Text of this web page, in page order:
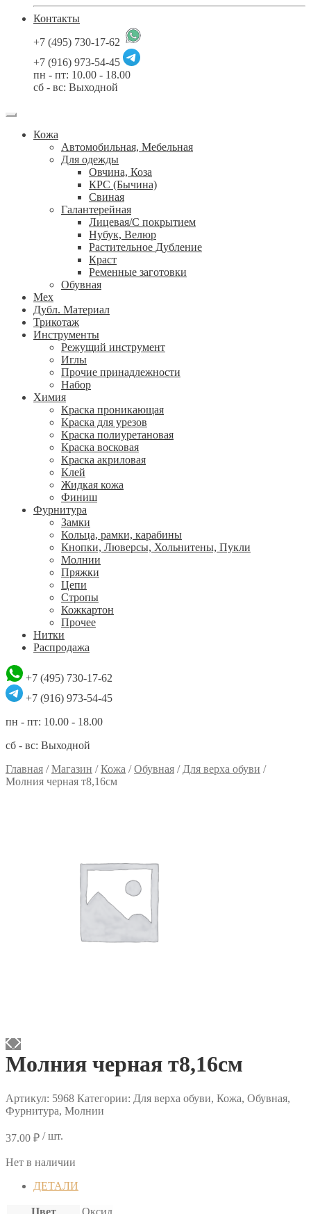
Контакты
+7 (495) 730-17-62
+7 (916) 973-54-45
пн - пт: 10.00 - 18.00
сб - вс: Выходной
Кожа
Автомобильная, Мебельная
Для одежды
Овчина, Коза
КРС (Бычина)
Свиная
Галантерейная
Лицевая/С покрытием
Нубук, Велюр
Растительное Дубление
Краст
Ременные заготовки
Обувная
Мех
Дубл. Материал
Трикотаж
Инструменты
Режущий инструмент
Иглы
Прочие принадлежности
Набор
Химия
Краска проникающая
Краска для урезов
Краска полиуретановая
Краска восковая
Краска акриловая
Клей
Жидкая кожа
Финиш
Фурнитура
Замки
Кольца, рамки, карабины
Кнопки, Люверсы, Хольнитены, Пукли
Молнии
Пряжки
Цепи
Стропы
Кожкартон
Прочее
Нитки
Распродажа
+7 (495) 730-17-62
+7 (916) 973-54-45
пн - пт: 10.00 - 18.00
сб - вс: Выходной
Главная /Магазин /Кожа /Обувная / Для верха обуви /
Молния черная т8,16см
Молния черная т8,16см
Артикул: 5968 Категории: Для верха обуви, Кожа, Обувная,
Фурнитура, Молнии
37.00 ₽ / шт.
Нет в наличии
ДЕТАЛИ
Цвет Оксид